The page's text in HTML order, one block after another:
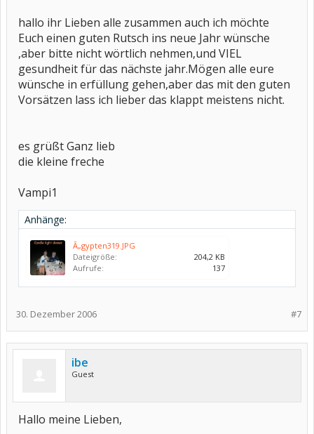
hallo ihr Lieben alle zusammen auch ich möchte
Euch einen guten Rutsch ins neue Jahr wünsche
,aber bitte nicht wörtlich nehmen,und VIEL
gesundheit für das nächste jahr.Mögen alle eure
wünsche in erfüllung gehen,aber das mit den guten
Vorsätzen lass ich lieber das klappt meistens nicht.
es grüßt Ganz lieb
die kleine freche
Vampi1
Anhänge:
Ã„gypten319.JPG
Dateigröße:
204,2 KB
Aufrufe:
137
#7
30. Dezember 2006
ibe
Guest
Hallo meine Lieben,